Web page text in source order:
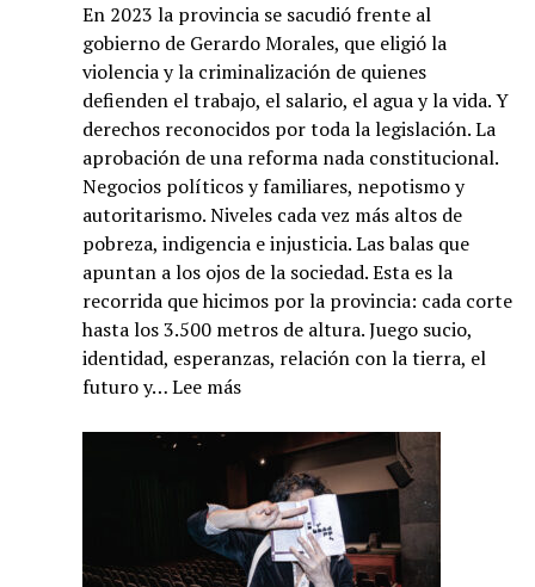
En 2023 la provincia se sacudió frente al
gobierno de Gerardo Morales, que eligió la
violencia y la criminalización de quienes
defienden el trabajo, el salario, el agua y la vida. Y
derechos reconocidos por toda la legislación. La
aprobación de una reforma nada constitucional.
Negocios políticos y familiares, nepotismo y
autoritarismo. Niveles cada vez más altos de
pobreza, indigencia e injusticia. Las balas que
apuntan a los ojos de la sociedad. Esta es la
recorrida que hicimos por la provincia: cada corte
hasta los 3.500 metros de altura. Juego sucio,
identidad, esperanzas, relación con la tierra, el
futuro y…Lee más:
una
provincia
en
conflicto: